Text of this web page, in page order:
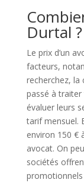
Durtal ?
Le prix d’un
facteurs,
recherchez,
passé à
évaluer leurs
tarif mensuel.
environ 150 €
avocat. On
sociétés
promotionnels